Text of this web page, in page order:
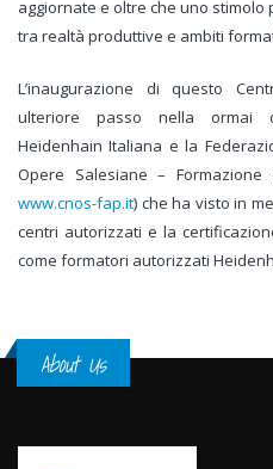
aggiornate e oltre che uno
tra realtà produttive e ambiti
L’inaugurazione di questo
ulteriore passo nella ormai
Heidenhain Italiana e la
Opere Salesiane – Formazione
www.cnos-fap.it) che ha visto in
centri autorizzati e la
come formatori autorizzati
About Us